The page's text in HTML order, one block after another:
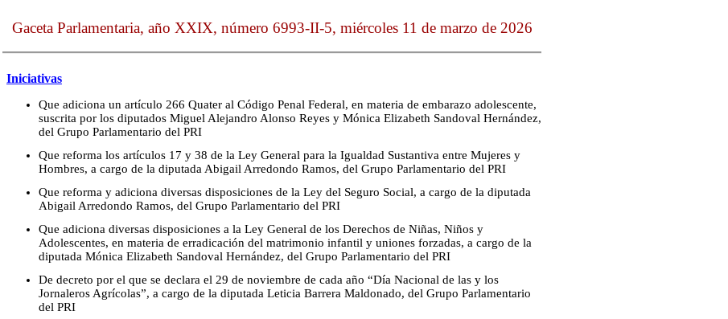
Gaceta Parlamentaria, año XXIX, número 6993-II-5, miércoles 11 de marzo de 2026
Iniciativas
Que adiciona un artículo 266 Quater al Código Penal Federal, en materia de embarazo adolescente,
suscrita por los diputados Miguel Alejandro Alonso Reyes y Mónica Elizabeth Sandoval Hernández,
del Grupo Parlamentario del PRI
Que reforma los artículos 17 y 38 de la Ley General para la Igualdad Sustantiva entre Mujeres y
Hombres, a cargo de la diputada Abigail Arredondo Ramos, del Grupo Parlamentario del PRI
Que reforma y adiciona diversas disposiciones de la Ley del Seguro Social, a cargo de la diputada
Abigail Arredondo Ramos, del Grupo Parlamentario del PRI
Que adiciona diversas disposiciones a la Ley General de los Derechos de Niñas, Niños y
Adolescentes, en materia de erradicación del matrimonio infantil y uniones forzadas, a cargo de la
diputada Mónica Elizabeth Sandoval Hernández, del Grupo Parlamentario del PRI
De decreto por el que se declara el 29 de noviembre de cada año “Día Nacional de las y los
Jornaleros Agrícolas”, a cargo de la diputada Leticia Barrera Maldonado, del Grupo Parlamentario
del PRI